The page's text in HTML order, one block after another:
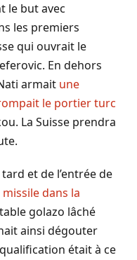
le but avec
les premiers
qui ouvrait le
En dehors
armait une
le portier turc
La Suisse prendra
et de l’entrée de
missile dans la
golazo lâché
ainsi dégouter
était à ce